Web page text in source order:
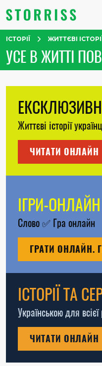
ІСТОРІЇ ЖИТТЄВІ
УСЕ В ЖИТТІ
Життєві історії
ЧИТАТИ ОНЛАЙН
ІГРИ-ОНЛАЙН
Слово✅ Гра онлайн
ГРАТИ ОНЛАЙН.
ІСТОРІЇ ТА
Українською для
ЧИТАТИ ОНЛАЙН